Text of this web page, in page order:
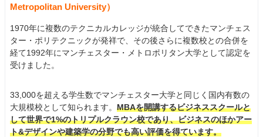
Metropolitan University）
1970年に複数のテクニカルカレッジが統合してできたマンチェス
ター・ポリテクニックが発祥で、その後さらに複数校との合併を
経て1992年にマンチェスター・メトロポリタン大学として認定を
受けました。
33,000を超える学生数でマンチェスター大学と同じく国内有数の
大規模校として知られます。 MBAを開講するビジネススクールと
して世界で1%のトリプルクラウン校であり、ビジネスのほかアー
ト&デザインや建築学の分野でも高い評価を得ています。